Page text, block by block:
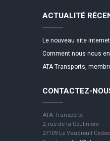
ACTUALITÉ
Le nouveau site
Comment nous nous
ATA Transports,
CONTACTEZ-
ATA Transports
2, rue de la Coulinière
27109 Le Vaudreuil Cedex